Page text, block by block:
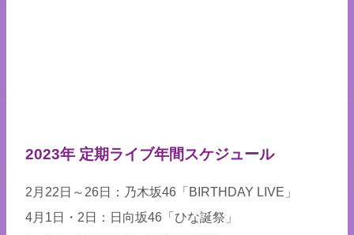
2023年 定期ライブ年間スケジュール
2月22日～26日：乃木坂46「BIRTHDAY LIVE」
4月1日・2日：日向坂46「ひな誕祭」